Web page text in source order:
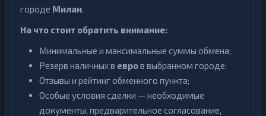
городе Милан.
На что стоит обратить внимание:
Минимальные и максимальные суммы обмена;
Резерв наличных в евров выбранном городе;
Отзывы и рейтинг обменного пункта;
Особые условия сделки — необходимые
документы, предварительное согласование,